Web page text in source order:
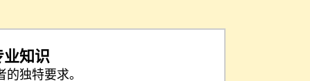
业知识
独特要求。